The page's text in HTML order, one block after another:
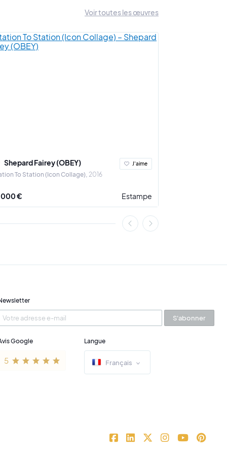
Voir toutes les œuvres
Shepard Fairey (OBEY)
To Station (Icon Collage) 2016
J'aime
000 € Estampe
S'abonner
Google Langue
Français